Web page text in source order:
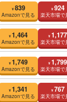
¥ 839
Amazonで見る
¥ 924
楽天市場で
¥ 1,464
Amazonで見る
¥ 1,177
楽天市場で
¥ 1,749
Amazonで見る
¥ 1,799
楽天市場で
¥ 1,341
Amazonで見る
¥ 767
楽天市場で